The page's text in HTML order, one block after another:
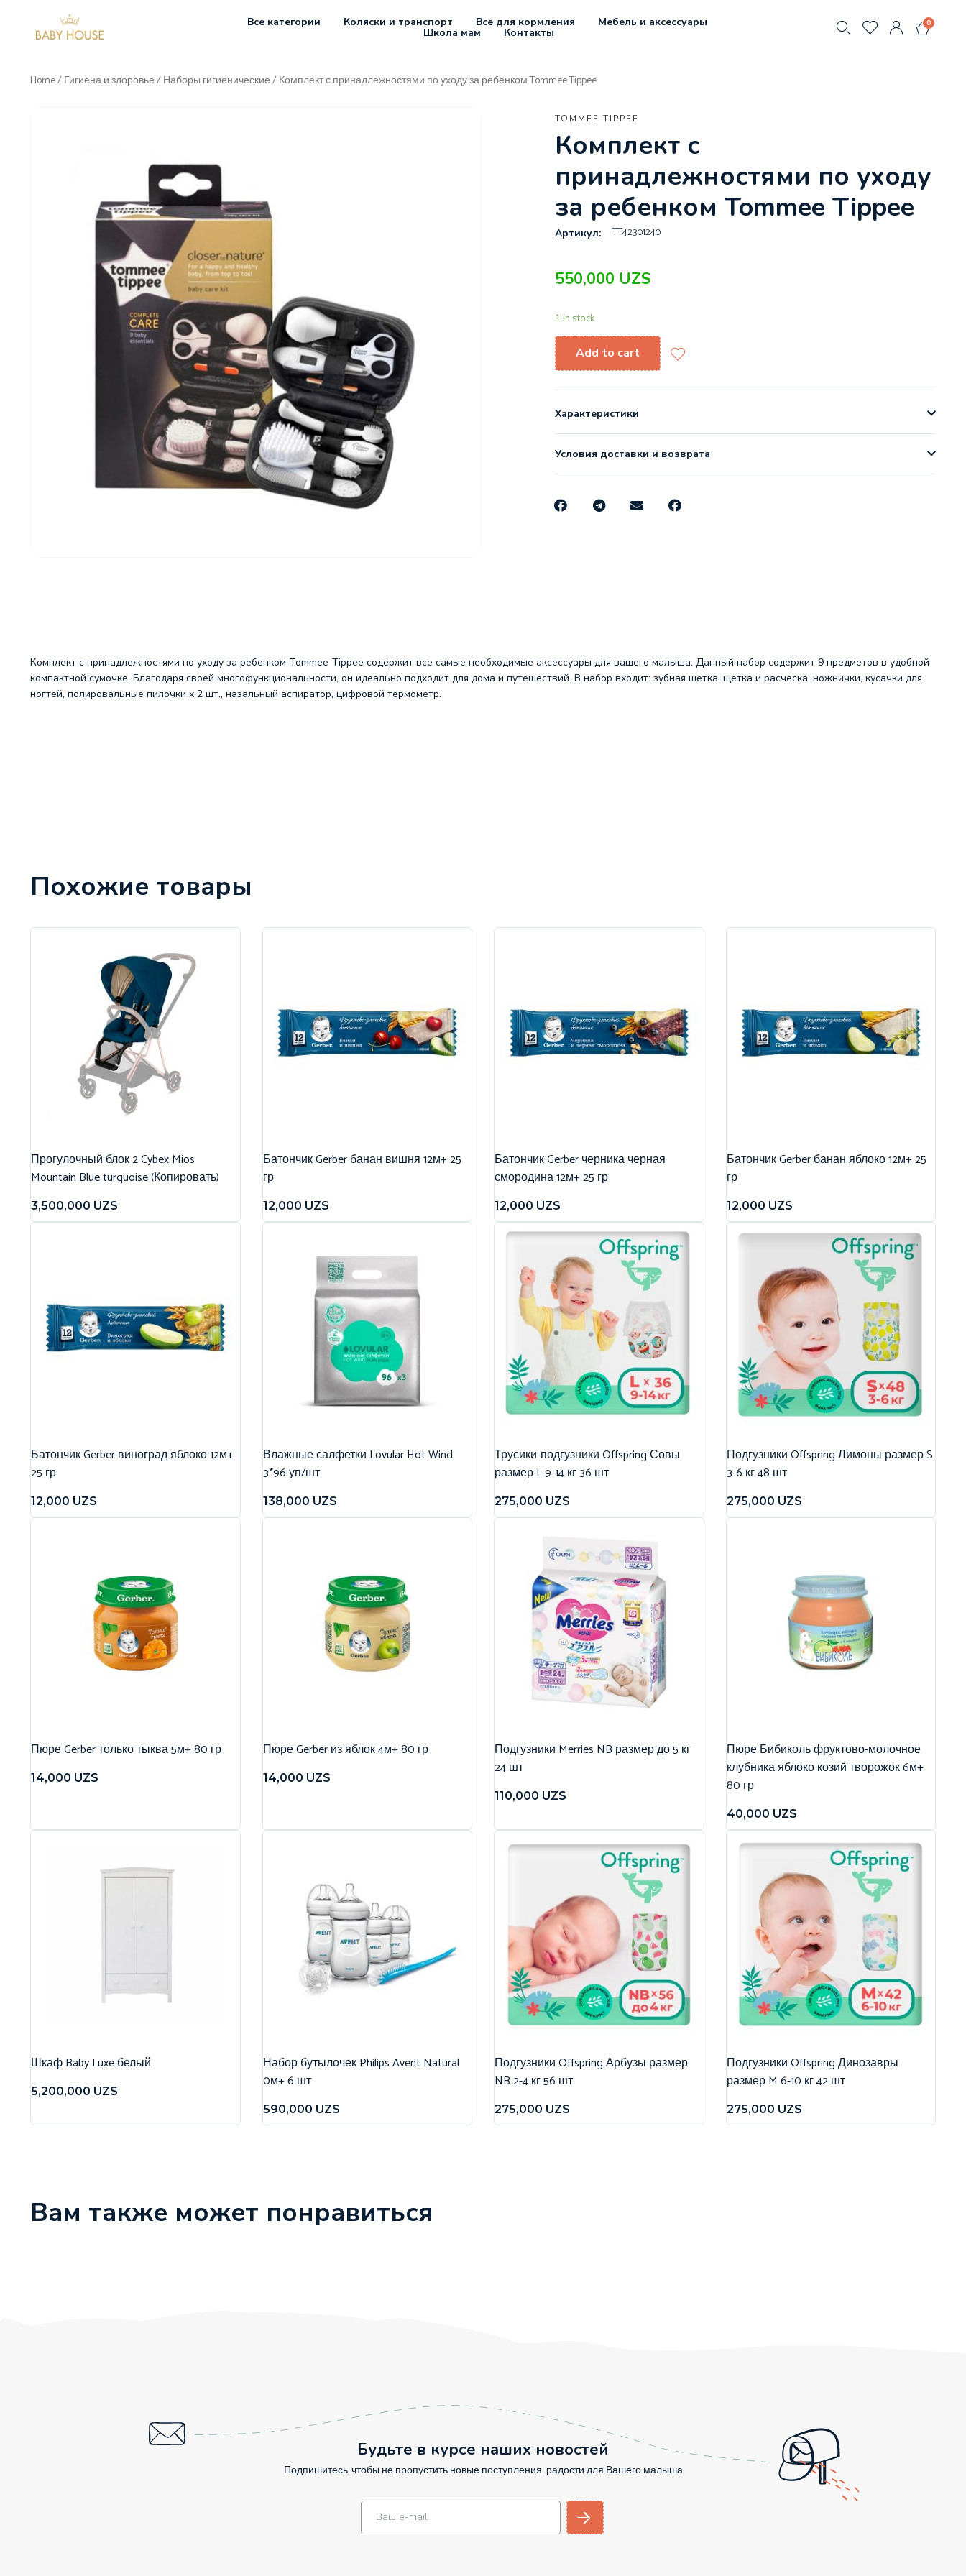
Все категории Коляски и транспорт Все для кормления Мебель и аксессуары
Школа мам Контакты
0
Home/Гигиена и здоровье/Наборы гигиенические/ Комплект с принадлежностями по уходу за ребенком Tommee Tippee
TOMMEE TIPPEE
Комплект с
принадлежностями по уходу
за ребенком Tommee Tippee
Артикул: TT42301240
550,000 UZS
1 in stock
Add to cart
Характеристики
Условия доставки и возврата
Комплект с принадлежностями по уходу за ребенком Tommee Tippee содержит все самые необходимые аксессуары для вашего малыша. Данный набор содержит 9 предметов в удобной
компактной сумочке. Благодаря своей многофункциональности, он идеально подходит для дома и путешествий. В набор входит: зубная щетка, щетка и расческа, ножнички, кусачки для
ногтей, полировальные пилочки х 2 шт., назальный аспиратор, цифровой термометр.
Похожие товары
Прогулочный блок 2 Cybex Mios
Mountain Blue turquoise (Копировать)
3,500,000 UZS
Батончик Gerber банан вишня 12м+ 25
гр
12,000 UZS
Батончик Gerber черника черная
смородина 12м+ 25 гр
12,000 UZS
Батончик Gerber банан яблоко 12м+ 25
гр
12,000 UZS
Батончик Gerber виноград яблоко 12м+
25 гр
12,000 UZS
Влажные салфетки Lovular Hot Wind
3*96 уп/шт
138,000 UZS
Трусики-подгузники Offspring Совы
размер L 9-14 кг 36 шт
275,000 UZS
Подгузники Offspring Лимоны размер S
3-6 кг 48 шт
275,000 UZS
Пюре Gerber только тыква 5м+ 80 гр
14,000 UZS
Пюре Gerber из яблок 4м+ 80 гр
14,000 UZS
Подгузники Merries NB размер до 5 кг
24 шт
110,000 UZS
Пюре Бибиколь фруктово-молочное
клубника яблоко козий творожок 6м+
80 гр
40,000 UZS
Шкаф Baby Luxe белый
5,200,000 UZS
Набор бутылочек Philips Avent Natural
0м+ 6 шт
590,000 UZS
Подгузники Offspring Арбузы размер
NB 2-4 кг 56 шт
275,000 UZS
Подгузники Offspring Динозавры
размер M 6-10 кг 42 шт
275,000 UZS
Вам также может понравиться
Будьте в курсе наших новостей
Подпишитесь, чтобы не пропустить новые поступления радости для Вашего малыша